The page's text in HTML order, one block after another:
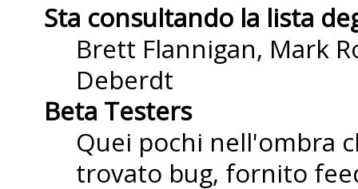
Sta consultando la lista
Brett Flannigan, Mark
Deberdt
Beta Testers
Quei pochi nell'ombra
trovato bug, fornito